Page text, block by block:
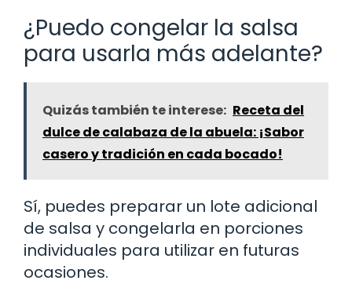
¿Puedo congelar la salsa
para usarla más adelante?
Quizás también te interese: Receta del
dulce de calabaza de la abuela: ¡Sabor
casero y tradición en cada bocado!
Sí, puedes preparar un lote adicional
de salsa y congelarla en porciones
individuales para utilizar en futuras
ocasiones.